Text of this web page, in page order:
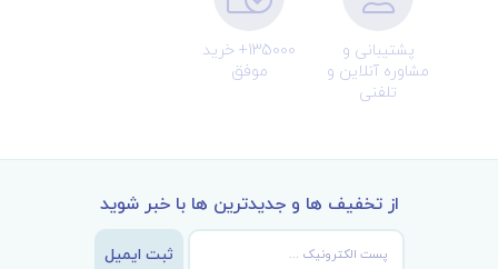
پشتیبانی و
مشاوره آنلاین و
تلفنی
135000+ خرید
موفق
از تخفیف ها و جدیدترین ها با خبر شوید
ثبت ایمیل